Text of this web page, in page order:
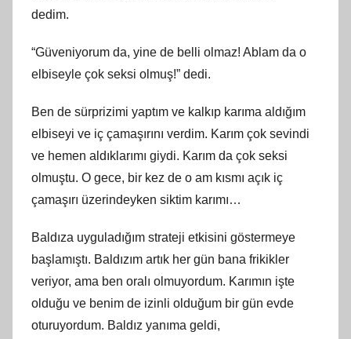
dedim.
“Güveniyorum da, yine de belli olmaz! Ablam da o
elbiseyle çok seksi olmuş!” dedi.
Ben de sürprizimi yaptım ve kalkıp karıma aldığım
elbiseyi ve iç çamaşırını verdim. Karım çok sevindi
ve hemen aldıklarımı giydi. Karım da çok seksi
olmuştu. O gece, bir kez de o am kısmı açık iç
çamaşırı üzerindeyken siktim karımı…
Baldıza uyguladığım strateji etkisini göstermeye
başlamıştı. Baldızım artık her gün bana frikikler
veriyor, ama ben oralı olmuyordum. Karımın işte
olduğu ve benim de izinli olduğum bir gün evde
oturuyordum. Baldız yanıma geldi,